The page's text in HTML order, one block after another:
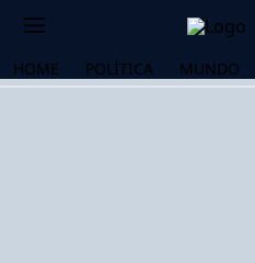
HOME POLÍTICA MUNDO